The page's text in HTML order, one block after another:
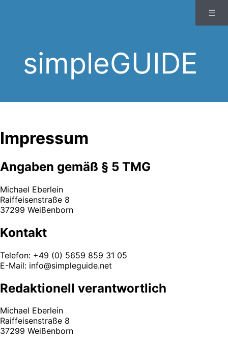
simpleGUIDE
☰
Impressum
Angaben gemäß § 5 TMG
Michael Eberlein
Raiffeisenstraße 8
37299 Weißenborn
Kontakt
Telefon: +49 (0) 5659 859 31 05
E-Mail: info@simpleguide.net
Redaktionell verantwortlich
Michael Eberlein
Raiffeisenstraße 8
37299 Weißenborn